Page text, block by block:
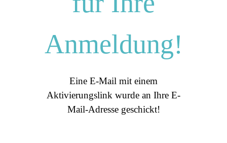
Anmeldung!
Eine E-Mail mit einem
Aktivierungslink wurde an Ihre E-
Mail-Adresse geschickt!